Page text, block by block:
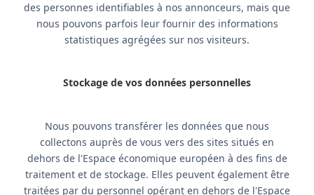
des personnes identifiables à nos annonceurs, mais que
nous pouvons parfois leur fournir des informations
statistiques agrégées sur nos visiteurs.
Stockage de vos données personnelles
Nous pouvons transférer les données que nous
collectons auprès de vous vers des sites situés en
dehors de l'Espace économique européen à des fins de
traitement et de stockage. Elles peuvent également être
traitées par du personnel opérant en dehors de l'Espace